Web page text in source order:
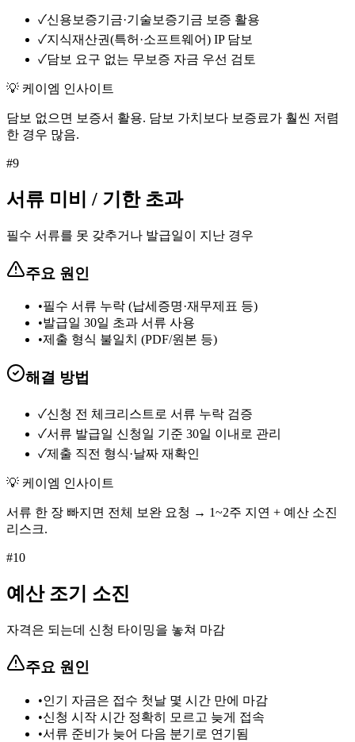
✓신용보증기금·기술보증기금 보증 활용
✓지식재산권(특허·소프트웨어) IP 담보
✓담보 요구 없는 무보증 자금 우선 검토
💡 케이엠 인사이트
담보 없으면 보증서 활용. 담보 가치보다 보증료가 훨씬 저렴
한 경우 많음.
#9
서류 미비 / 기한 초과
필수 서류를 못 갖추거나 발급일이 지난 경우
주요 원인
•필수 서류 누락 (납세증명·재무제표 등)
•발급일 30일 초과 서류 사용
•제출 형식 불일치 (PDF/원본 등)
해결 방법
✓신청 전 체크리스트로 서류 누락 검증
✓서류 발급일 신청일 기준 30일 이내로 관리
✓제출 직전 형식·날짜 재확인
💡 케이엠 인사이트
서류 한 장 빠지면 전체 보완 요청 → 1~2주 지연 + 예산 소진
리스크.
#10
예산 조기 소진
자격은 되는데 신청 타이밍을 놓쳐 마감
주요 원인
•인기 자금은 접수 첫날 몇 시간 만에 마감
•신청 시작 시간 정확히 모르고 늦게 접속
•서류 준비가 늦어 다음 분기로 연기됨